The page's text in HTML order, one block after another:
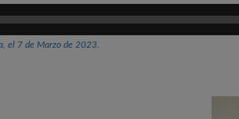
el 7 de Marzo de 2023.